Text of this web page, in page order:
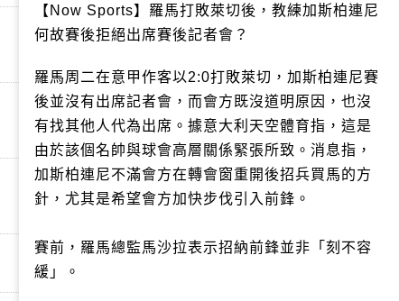
【Now Sports】羅馬打敗萊切後，教練加斯柏連尼
何故賽後拒絕出席賽後記者會？
羅馬周二在意甲作客以2:0打敗萊切，加斯柏連尼賽
後並沒有出席記者會，而會方既沒道明原因，也沒
有找其他人代為出席。據意大利天空體育指，這是
由於該個名帥與球會高層關係緊張所致。消息指，
加斯柏連尼不滿會方在轉會窗重開後招兵買馬的方
針，尤其是希望會方加快步伐引入前鋒。
賽前，羅馬總監馬沙拉表示招納前鋒並非「刻不容
緩」。